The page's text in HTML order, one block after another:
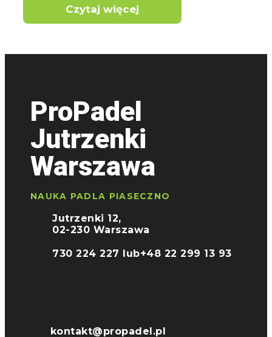
Czytaj więcej
ProPadel
Jutrzenki
Warszawa
NAUKA PADLA PIASECZNO
Jutrzenki 12,
02-230 Warszawa
730 224 227 lub+48 22 299 13 93
kontakt@propadel.pl